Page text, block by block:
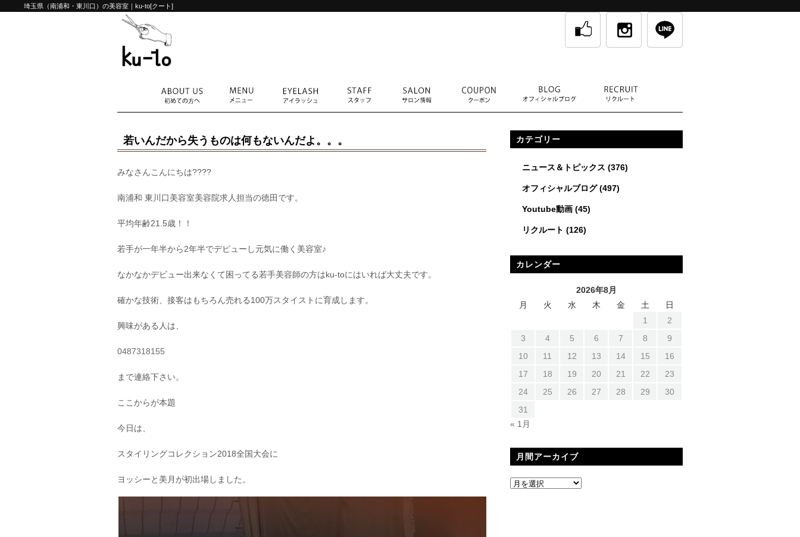
埼玉県（南浦和・東川口）の美容室｜ku-to[クート]
若いんだから失うものは何もないんだよ。。。
みなさんこんにちは????
南浦和 東川口美容室美容院求人担当の徳田です。
平均年齢21.5歳！！
若手が一年半から2年半でデビューし元気に働く美容室♪
なかなかデビュー出来なくて困ってる若手美容師の方はku-toにはいれば大丈夫です。
確かな技術、接客はもちろん売れる100万スタイストに育成します。
興味がある人は、
0487318155
まで連絡下さい。
ここからが本題
今日は、
スタイリングコレクション2018全国大会に
ヨッシーと美月が初出場しました。
カテゴリー
ニュース＆トピックス (376)
オフィシャルブログ(497)
Youtube動画 (45)
リクルート (126)
カレンダー
2026年8月
月
火 水 木 金 土
日
1
2
3
4 5 6 7 8
9
10
11 12 13 14 15
16
17
18 19 20 21 22
23
24
25 26 27 28 29
30
31
« 1月
月間アーカイブ